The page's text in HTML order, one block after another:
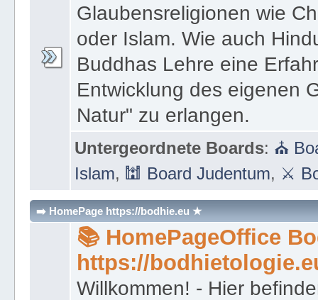
Glaubensreligionen wie
oder Islam. Wie auch
Buddhas Lehre eine
Entwicklung des eigenen
Natur" zu erlangen.
Untergeordnete Boards: ⛪
Islam, 🕍 Board Judentum, ⚔
➡️ HomePage https://bodhie.eu ★
📚 HomePageOffice
https://
Willkommen! - Hier